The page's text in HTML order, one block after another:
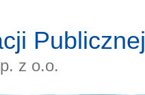
Publicznej
z o.o.